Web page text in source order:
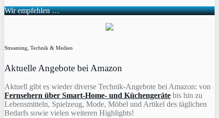
Wir empfehlen …
Streaming, Technik & Medien
Aktuelle Angebote bei Amazon
Aktuell gibt es wieder diverse Technik-Angebote bei Amazon: von
Fernsehern über Smart-Home- und Küchengeräte bis hin zu
Lebensmitteln, Spielzeug, Mode, Möbel und Artikel des täglichen
Bedarfs sowie vielen weiteren Highlights!